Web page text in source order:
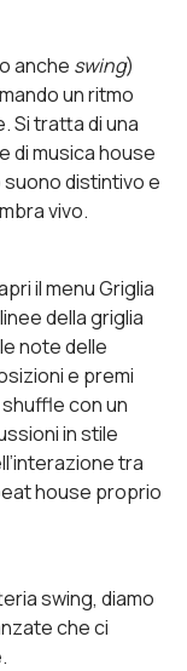
anche swing)
un ritmo
Si tratta di una
di musica house
distintivo e
vivo.
il menu Griglia
della griglia
note delle
e premi
con un
in stile
tra
house proprio
swing, diamo
che ci